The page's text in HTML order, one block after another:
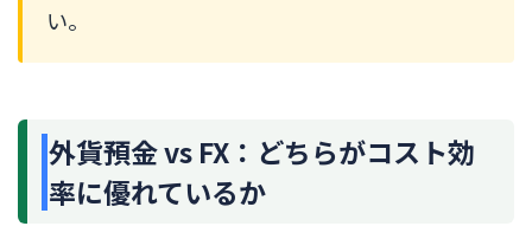
い。
外貨預金 vs FX：どちらがコスト効
率に優れているか